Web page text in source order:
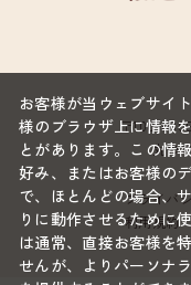
〒100-
丸の
プライバ
利用規約
お客様が当ウェブサイ
様のブラウザ上に情報
とがあります。この情
好み、またはお客様の
で、ほとんどの場合、
りに動作させるために
は通常、直接お客様を
せんが、よりパーソナ